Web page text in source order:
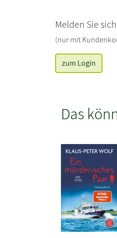
Melden Sie
(nur mit
zum Login
Das